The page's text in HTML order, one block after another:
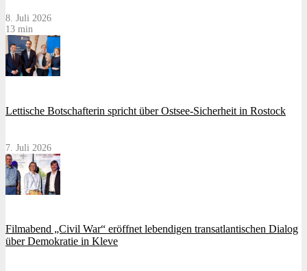
8. Juli 2026
13 min
Lettische Botschafterin spricht über Ostsee-Sicherheit in Rostock
7. Juli 2026
Filmabend „Civil War“ eröffnet lebendigen transatlantischen Dialog
über Demokratie in Kleve